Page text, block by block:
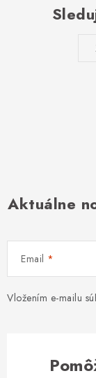
Aktuálne
Email
Vložením e-mailu